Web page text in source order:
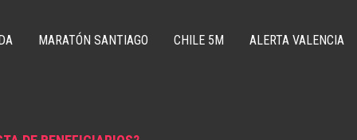
MARATÓN SANTIAGO CHILE 5M ALERTA VALENCIA